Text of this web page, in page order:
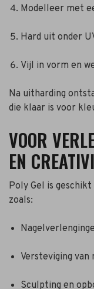
Modelleer met
Hard uit onder
Vijl in vorm en
Na uitharding
die klaar is voor
VOOR
EN
Poly Gel is
zoals:
Versteviging
Sculpting en